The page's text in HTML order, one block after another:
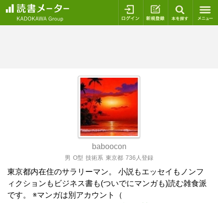
ログイン 新規登録
baboocon
男 O型 技術系 東京都 736人登録
東京都内在住のサラリーマン。 小説もエッセイもノンフ
ィクションもビジネス書も(ついでにマンガも)読む雑食派
です。 ※マンガは別アカウント（